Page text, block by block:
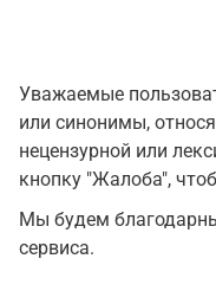
Уважаемые
или синонимы,
нецензурной или
кнопку "Жалоба",
Мы будем
сервиса.